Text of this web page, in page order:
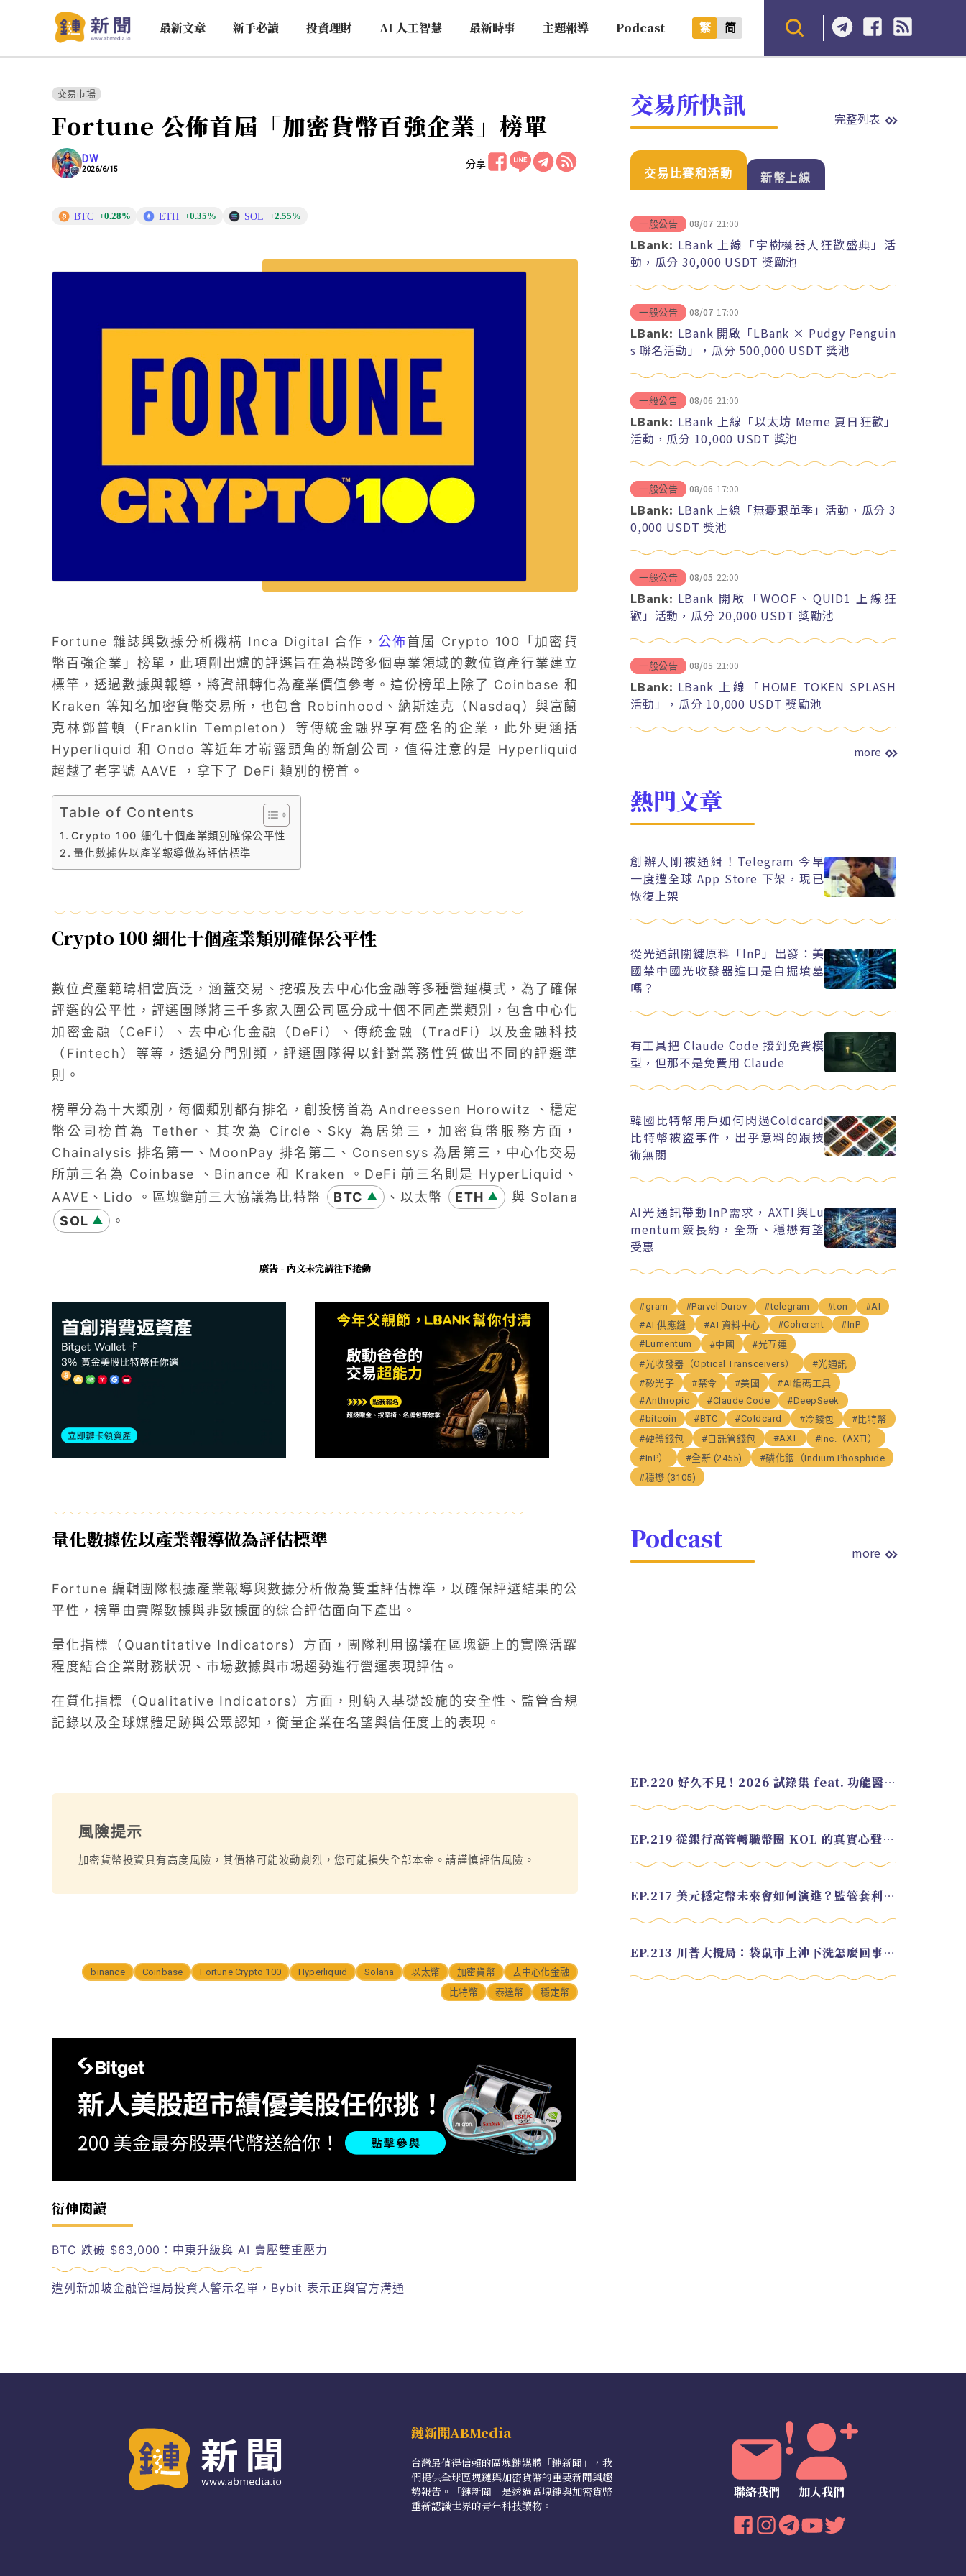
最新文章 新手必讀 投資理財 AI 人工智慧 最新時事 主題報導 Podcast 繁 简
交易市場
Fortune 公佈首屆「加密貨幣百強企業」榜單
DW
2026/6/15 分享
BTC +0.28% ETH +0.35% SOL +2.55%
Fortune 雜誌與數據分析機構 Inca Digital 合作， 公佈首屆 Crypto 100「加密貨
幣百強企業」榜單，此項剛出爐的評選旨在為橫跨多個專業領域的數位資產行業建立
標竿，透過數據與報導，將資訊轉化為產業價值參考。這份榜單上除了 Coinbase 和
Kraken 等知名加密貨幣交易所，也包含 Robinhood、納斯達克（Nasdaq）與富蘭
克林鄧普頓（Franklin Templeton）等傳統金融界享有盛名的企業，此外更涵括
Hyperliquid 和 Ondo 等近年才嶄露頭角的新創公司，值得注意的是 Hyperliquid
超越了老字號 AAVE ，拿下了 DeFi 類別的榜首。
Table of Contents
Crypto 100 細化十個產業類別確保公平性
量化數據佐以產業報導做為評估標準
Crypto 100 細化十個產業類別確保公平性
數位資產範疇相當廣泛，涵蓋交易、挖礦及去中心化金融等多種營運模式，為了確保
評選的公平性，評選團隊將三千多家入圍公司區分成十個不同產業類別，包含中心化
加密金融（CeFi）、去中心化金融（DeFi）、傳統金融（TradFi）以及金融科技
（Fintech）等等，透過分門別類，評選團隊得以針對業務性質做出不同的評選準
則。
榜單分為十大類別，每個類別都有排名，創投榜首為 Andreessen Horowitz 、穩定
幣公司榜首為 Tether、其次為 Circle、Sky 為居第三，加密貨幣服務方面，
Chainalysis 排名第一、MoonPay 排名第二、Consensys 為居第三，中心化交易
所前三名為 Coinbase 、Binance 和 Kraken 。DeFi 前三名則是 HyperLiquid、
AAVE、Lido 。區塊鏈前三大協議為比特幣
BTC ▲ 、以太幣 ETH ▲
與 Solana
SOL ▲ 。
廣告 - 內文未完請往下捲動
量化數據佐以產業報導做為評估標準
Fortune 編輯團隊根據產業報導與數據分析做為雙重評估標準，以確保評選結果的公
平性，榜單由實際數據與非數據面的綜合評估面向下產出。
量化指標（Quantitative Indicators）方面，團隊利用協議在區塊鏈上的實際活躍
程度結合企業財務狀況、市場數據與市場趨勢進行營運表現評估。
在質化指標（Qualitative Indicators）方面，則納入基礎設施的安全性、監管合規
記錄以及全球媒體足跡與公眾認知，衡量企業在名望與信任度上的表現。
風險提示
加密貨幣投資具有高度風險，其價格可能波動劇烈，您可能損失全部本金。請謹慎評估風險。
binance Coinbase Fortune Crypto 100 Hyperliquid Solana 以太幣 加密貨幣
去中心化金融
比特幣
泰達幣 穩定幣
衍伸閱讀
BTC 跌破 $63,000：中東升級與 AI 賣壓雙重壓力
遭列新加坡金融管理局投資人警示名單，Bybit 表示正與官方溝通
交易所快訊 完整列表
交易比賽和活動 新幣上線
一般公告 08/07 21:00
LBank: LBank 上線「宇樹機器人狂歡盛典」活
動，瓜分 30,000 USDT 獎勵池
一般公告 08/07 17:00
LBank: LBank 開啟「LBank × Pudgy Penguin
s 聯名活動」，瓜分 500,000 USDT 獎池
一般公告 08/06 21:00
LBank: LBank 上線「以太坊 Meme 夏日狂歡」
活動，瓜分 10,000 USDT 獎池
一般公告 08/06 17:00
LBank: LBank 上線「無憂跟單季」活動，瓜分 3
0,000 USDT 獎池
一般公告 08/05 22:00
LBank: LBank 開啟「WOOF、QUID1 上線狂
歡」活動，瓜分 20,000 USDT 獎勵池
一般公告 08/05 21:00
LBank: LBank 上線「HOME TOKEN SPLASH
活動」，瓜分 10,000 USDT 獎勵池
more
熱門文章
創辦人剛被通緝！Telegram 今早
一度遭全球 App Store 下架，現已
恢復上架
從光通訊關鍵原料「InP」出發：美
國禁中國光收發器進口是自掘墳墓
嗎？
有工具把 Claude Code 接到免費模
型，但那不是免費用 Claude
韓國比特幣用戶如何閃過Coldcard
比特幣被盜事件，出乎意料的跟技
術無關
AI光通訊帶動InP需求，AXTI與Lu
mentum簽長約，全新、穩懋有望
受惠
#gram #Parvel Durov #telegram #ton
#AI
#AI 供應鏈
#AI 資料中心 #Coherent
#InP
#Lumentum
#中國
#光互連
#光收發器（Optical Transceivers）
#光通訊
#矽光子
#禁令 #美國
#AI編碼工具
#Anthropic
#Claude Code
#DeepSeek
#bitcoin
#BTC #Coldcard #冷錢包
#比特幣
#硬體錢包
#自託管錢包 #AXT
#Inc.（AXTI）
#InP）
#全新 (2455)
#磷化銦（Indium Phosphide
#穩懋 (3105)
Podcast more
EP.220 好久不見！2026 試錄集 feat. 功能醫學營養師 美寶
EP.219 從銀行高管轉職幣圈 KOL 的真實心聲 feat.龜大
EP.217 美元穩定幣未來會如何演進？監管套利終將收斂？feat. 研究員 余哲安
EP.213 川普大攪局：袋鼠市上沖下洗怎麼回事？feat. Alvin
鏈新聞ABMedia
台灣最值得信賴的區塊鏈媒體「鏈新聞」，我
們提供全球區塊鏈與加密貨幣的重要新聞與趨
勢報告。「鏈新聞」是透過區塊鏈與加密貨幣
重新認識世界的青年科技讀物。
聯絡我們 加入我們